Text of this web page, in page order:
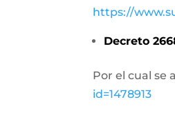
https://
Decreto
Por el cual se
id=1478913